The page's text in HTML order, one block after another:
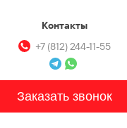
Контакты
+7 (812) 244-11-55
Заказать звонок